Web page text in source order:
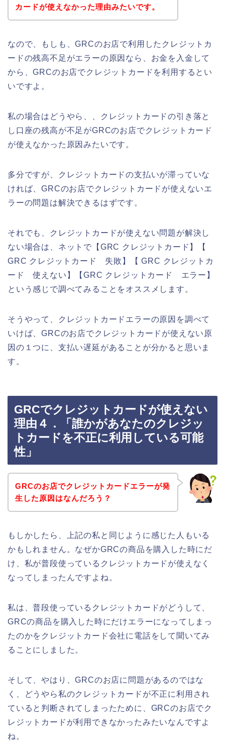
カードが使えなかった理由みたいです。
なので、もしも、GRCのお店で利用したクレジットカ
ードの残高不足がエラーの原因なら、お金を入金して
から、GRCのお店でクレジットカードを利用するとい
いですよ。
私の場合はどうやら、、クレジットカードの引き落と
し口座の残高が不足がGRCのお店でクレジットカード
が使えなかった原因みたいです。
多分ですが、クレジットカードの支払いが滞っていな
ければ、GRCのお店でクレジットカードが使えないエ
ラーの問題は解決できるはずです。
それでも、クレジットカードが使えない問題が解決し
ない場合は、ネットで【GRC クレジットカード】【
GRC クレジットカード 失敗】【 GRC クレジットカ
ード 使えない】【GRC クレジットカード エラー】
という感じで調べてみることをオススメします。
そうやって、クレジットカードエラーの原因を調べて
いけば、GRCのお店でクレジットカードが使えない原
因の１つに、支払い遅延があることが分かると思いま
す。
GRCでクレジットカードが使えない
理由４．「誰かがあなたのクレジッ
トカードを不正に利用している可能
性」
GRCのお店でクレジットカードエラーが発
生した原因はなんだろう？
もしかしたら、上記の私と同じように感じた人もいる
かもしれません。なぜかGRCの商品を購入した時にだ
け、私が普段使っているクレジットカードが使えなく
なってしまったんですよね。
私は、普段使っているクレジットカードがどうして、
GRCの商品を購入した時にだけエラーになってしまっ
たのかをクレジットカード会社に電話をして聞いてみ
ることにしました。
そして、やはり、GRCのお店に問題があるのではな
く、どうやら私のクレジットカードが不正に利用され
ていると判断されてしまったために、GRCのお店でク
レジットカードが利用できなかったみたいなんですよ
ね。